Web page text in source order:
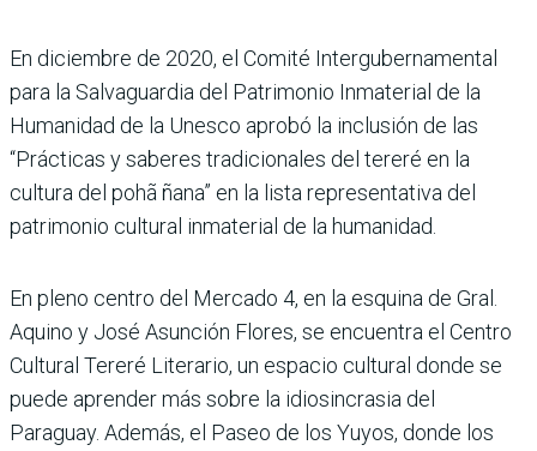
En diciembre de 2020, el Comité Intergubernamental
para la Salvaguardia del Patri­monio Inmaterial de la
Huma­nidad de la Unesco aprobó la inclusión de las
“Prácticas y saberes tradicionales del tereré en la
cultura del pohã ñana” en la lista representativa del
patri­monio cultural inmaterial de la humanidad.
En pleno centro del Mer­cado 4, en la esquina de Gral.
Aquino y José Asunción Flo­res, se encuentra el Centro
Cultural Tereré Literario, un espacio cultural donde se
puede aprender más sobre la idiosincrasia del
Paraguay. Además, el Paseo de los Yuyos, donde los